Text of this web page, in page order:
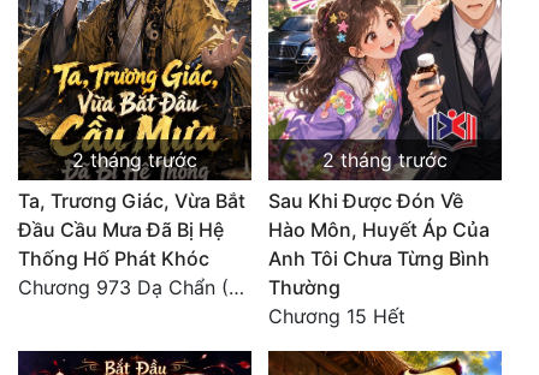
2 tháng trước
Ta, Trương Giác, Vừa Bắt
Đầu Cầu Mưa Đã Bị Hệ
Thống Hố Phát Khóc
Chương 973 Dạ Chẩn (2/2)
2 tháng trước
Sau Khi Được Đón Về
Hào Môn, Huyết Áp Của
Anh Tôi Chưa Từng Bình
Thường
Chương 15 Hết